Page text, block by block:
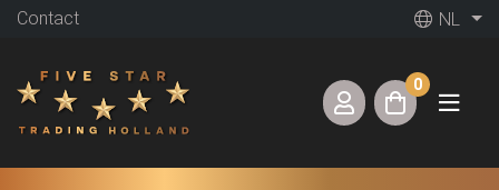
Contact NL
0